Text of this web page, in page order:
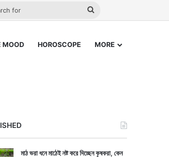
Search
MOOD HOROSCOPE MORE
মাঠ ভরা ধনে মাঠেই নষ্ট করে দিচ্ছেন কৃষকরা, কেন